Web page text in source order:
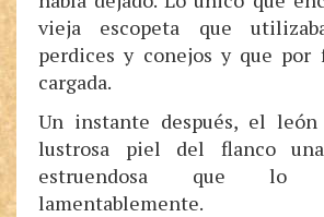
vieja escopeta que
perdices y conejos y que por
cargada.
Un instante después, el
lustrosa piel del flanco una
estruendosa que
lamentablemente.